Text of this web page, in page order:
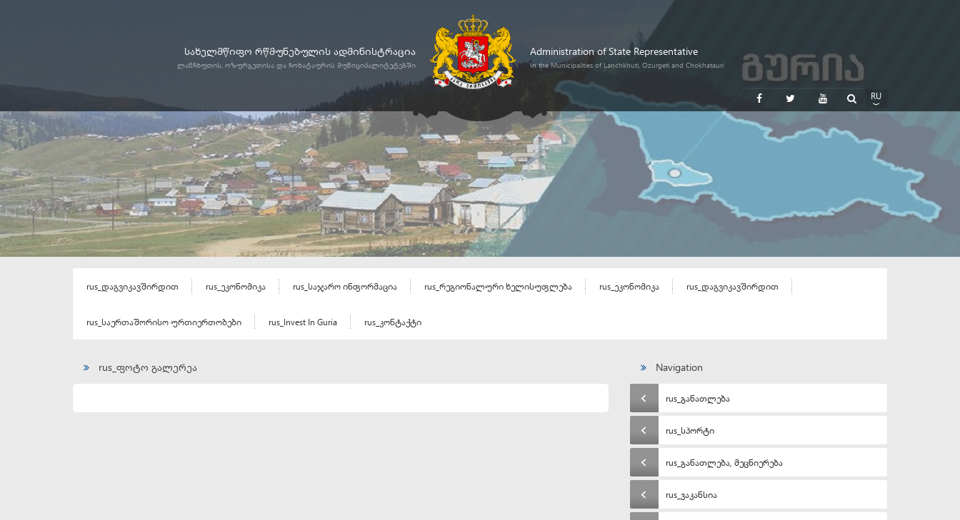
სახელმწიფო რწმუნებულის ადმინისტრაცია
ლანჩხუთის, ოზურგეთისა და ჩოხატაურის მუნიციპალიტეტებში
Administration of State Representative
In the Municipalities of Lanchkhuti, Ozurgeti and Chokhatauri
RU
EN
rus_დაგვიკავშირდით rus_ეკონომიკა rus_საჯარო ინფორმაცია rus_რეგიონალური ხელისუფლება rus_ეკონომიკა rus_დაგვიკავშირდით
rus_საერთაშორისო ურთიერთობები rus_Invest In Guria rus_კონტაქტი
rus_ფოტო გალერეა Navigation
rus_განათლება
rus_სპორტი
rus_განათლება, მეცნიერება
rus_ვაკანსია